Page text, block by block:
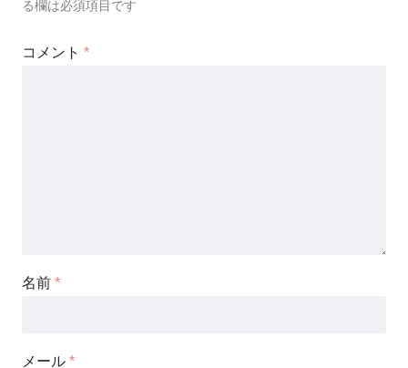
る欄は必須項目です
コメント *
名前 *
メール *